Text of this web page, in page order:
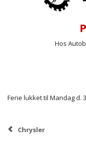
Hos
Ferie lukket til Mandag d.
Chrysler